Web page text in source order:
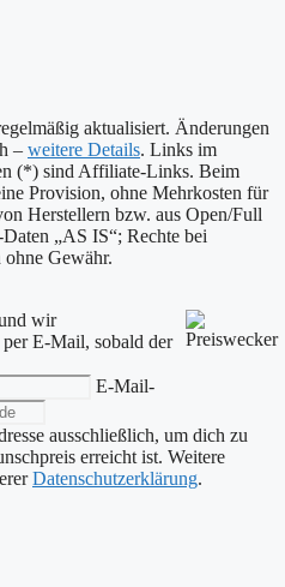
aktualisiert. Änderungen
– weitere Details. Links im
(*) sind Affiliate-Links. Beim
Provision, ohne Mehrkosten für
Herstellern bzw. aus Open/Full
Daten „AS IS“; Rechte bei
Gewähr.
wir
E-Mail, sobald der
E-Mail-
ausschließlich, um dich zu
erreicht ist. Weitere
Datenschutzerklärung.